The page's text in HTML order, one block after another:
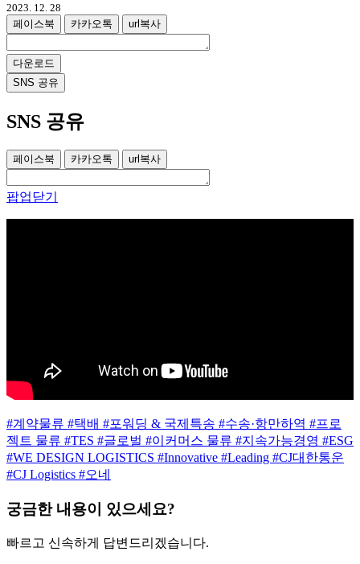
2023. 12. 28
페이스북
카카오톡 url복사
다운로드
SNS 공유
SNS 공유
페이스북 카카오톡 url복사
팝업닫기
#계약물류 #택배 #포워딩 & 국제특송 #수송·항만하역 #프로
젝트 물류 #TES #글로벌 #이커머스 물류 #지속가능경영 #ESG
#WE DESIGN LOGISTICS #Innovative #Leading #CJ대한통운
#CJ Logistics #오네
궁금한 내용이 있으세요?
빠르고 신속하게 답변드리겠습니다.